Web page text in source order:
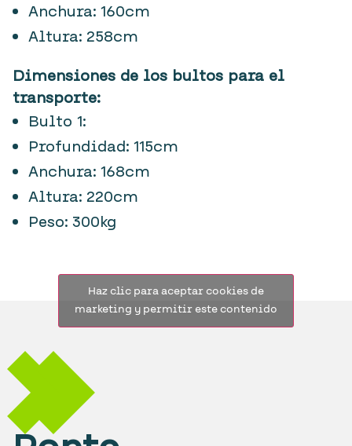
Anchura: 160cm
Altura: 258cm
Dimensiones de los bultos para el
transporte:
Bulto 1:
Profundidad: 115cm
Anchura: 168cm
Altura: 220cm
Peso: 300kg
Haz clic para aceptar cookies de
marketing y permitir este contenido